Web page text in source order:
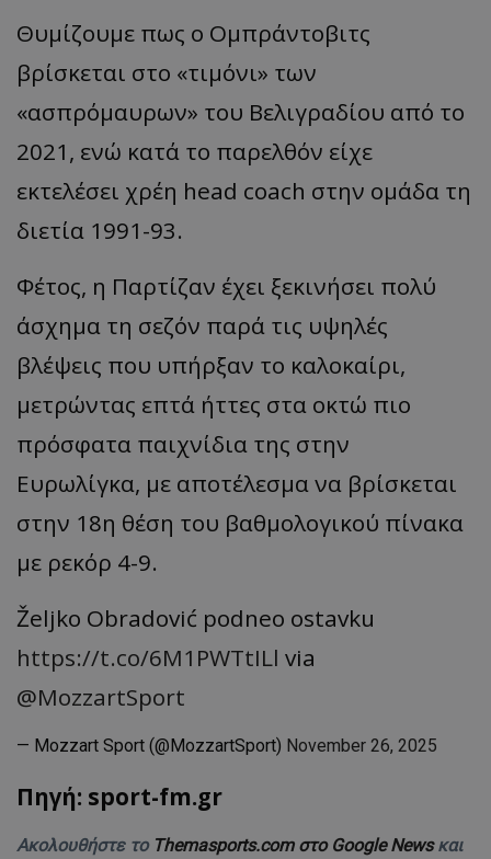
Θυμίζουμε πως ο Ομπράντοβιτς
βρίσκεται στο «τιμόνι» των
«ασπρόμαυρων» του Βελιγραδίου από το
2021, ενώ κατά το παρελθόν είχε
εκτελέσει χρέη head coach στην ομάδα τη
διετία 1991-93.
Φέτος, η Παρτίζαν έχει ξεκινήσει πολύ
άσχημα τη σεζόν παρά τις υψηλές
βλέψεις που υπήρξαν το καλοκαίρι,
μετρώντας επτά ήττες στα οκτώ πιο
πρόσφατα παιχνίδια της στην
Ευρωλίγκα, με αποτέλεσμα να βρίσκεται
στην 18η θέση του βαθμολογικού πίνακα
με ρεκόρ 4-9.
Željko Obradović podneo ostavku
https://t.co/6M1PWTtILl via
@MozzartSport
— Mozzart Sport (@MozzartSport) November 26, 2025
Πηγή: sport-fm.gr
Ακολουθήστε το Themasports.com στο Google Newsκαι